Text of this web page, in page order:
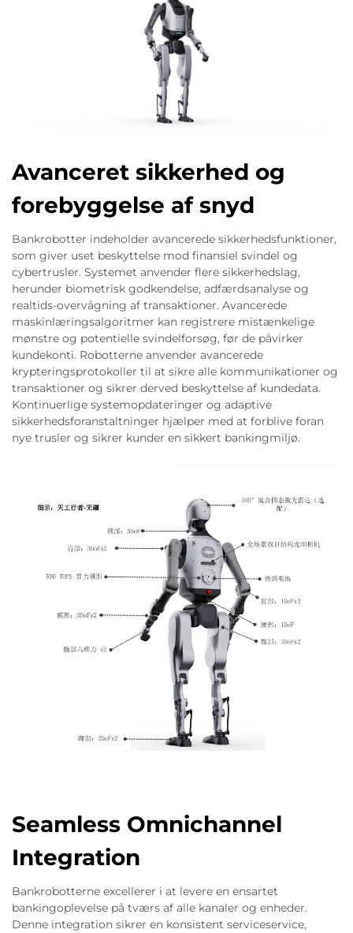
Avanceret sikkerhed og
forebyggelse af snyd
Bankrobotter indeholder avancerede sikkerhedsfunktioner,
som giver uset beskyttelse mod finansiel svindel og
cybertrusler. Systemet anvender flere sikkerhedslag,
herunder biometrisk godkendelse, adfærdsanalyse og
realtids-overvågning af transaktioner. Avancerede
maskinlæringsalgoritmer kan registrere mistænkelige
mønstre og potentielle svindelforsøg, før de påvirker
kundekonti. Robotterne anvender avancerede
krypteringsprotokoller til at sikre alle kommunikationer og
transaktioner og sikrer derved beskyttelse af kundedata.
Kontinuerlige systemopdateringer og adaptive
sikkerhedsforanstaltninger hjælper med at forblive foran
nye trusler og sikrer kunder en sikkert bankingmiljø.
Seamless Omnichannel
Integration
Bankrobotterne excellerer i at levere en ensartet
bankingoplevelse på tværs af alle kanaler og enheder.
Denne integration sikrer en konsistent serviceservice,